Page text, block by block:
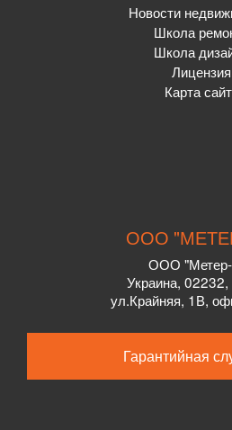
Новости
Школа
Школа
Лицензия
Карта
ООО
ООО
Украина, 02232,
ул.Крайняя, 1В,
Гарантийная